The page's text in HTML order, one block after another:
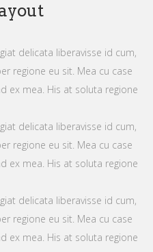
delicata liberavisse id cum,
regione eu sit. Mea cu case
ex mea. His at soluta regione
delicata liberavisse id cum,
regione eu sit. Mea cu case
ex mea. His at soluta regione
delicata liberavisse id cum,
regione eu sit. Mea cu case
ex mea. His at soluta regione